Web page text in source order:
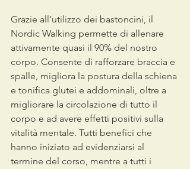
Grazie all’utilizzo dei bastoncini, il
Nordic Walking permette di allenare
attivamente quasi il 90% del nostro
corpo. Consente di rafforzare braccia e
spalle, migliora la postura della schiena
e tonifica glutei e addominali, oltre a
migliorare la circolazione di tutto il
corpo e ad avere effetti positivi sulla
vitalità mentale. Tutti benefici che
hanno iniziato ad evidenziarsi al
termine del corso, mentre a tutti i